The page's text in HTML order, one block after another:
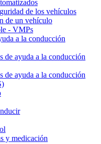
de los vehículos
de un vehículo
- VMPs
a la conducción
de ayuda a la conducción
de ayuda a la conducción
y medicación